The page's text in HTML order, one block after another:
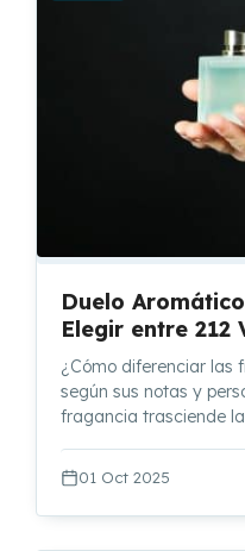
Duelo
Elegir entre 212
¿Cómo diferenciar las
según sus notas y
fragancia trasciende
01 Oct 2025